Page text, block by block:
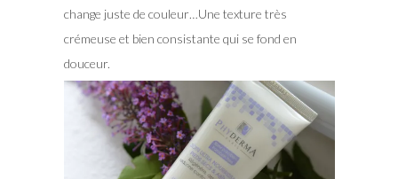
change juste de couleur…Une texture très
crémeuse et bien consistante qui se fond en
douceur.